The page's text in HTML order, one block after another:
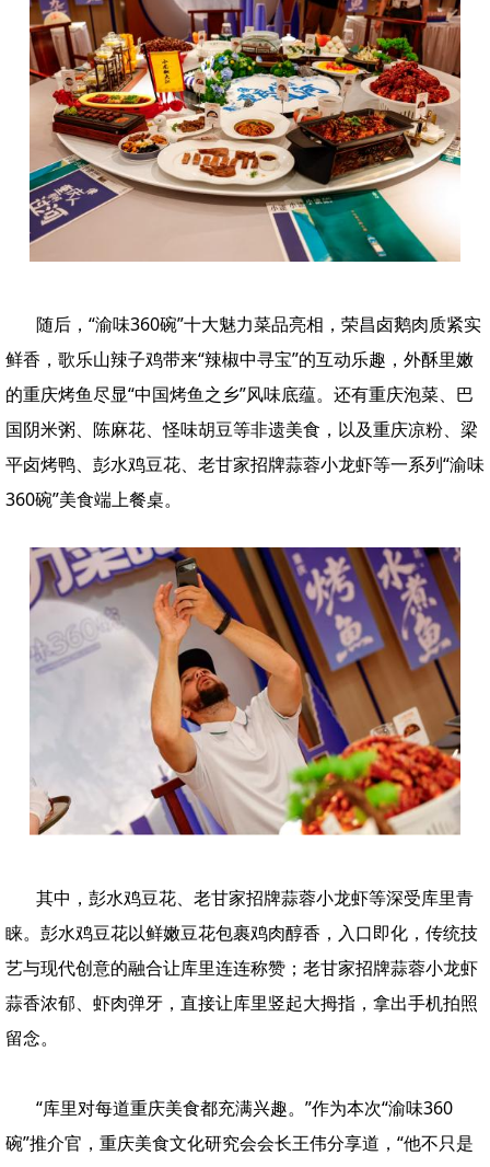
随后，“渝味360碗”十大魅力菜品亮相，荣昌卤鹅肉质紧实
鲜香，歌乐山辣子鸡带来“辣椒中寻宝”的互动乐趣，外酥里嫩
的重庆烤鱼尽显“中国烤鱼之乡”风味底蕴。还有重庆泡菜、巴
国阴米粥、陈麻花、怪味胡豆等非遗美食，以及重庆凉粉、梁
平卤烤鸭、彭水鸡豆花、老甘家招牌蒜蓉小龙虾等一系列“渝味
360碗”美食端上餐桌。
其中，彭水鸡豆花、老甘家招牌蒜蓉小龙虾等深受库里青
睐。彭水鸡豆花以鲜嫩豆花包裹鸡肉醇香，入口即化，传统技
艺与现代创意的融合让库里连连称赞；老甘家招牌蒜蓉小龙虾
蒜香浓郁、虾肉弹牙，直接让库里竖起大拇指，拿出手机拍照
留念。
“库里对每道重庆美食都充满兴趣。”作为本次“渝味360
碗”推介官，重庆美食文化研究会会长王伟分享道，“他不只是